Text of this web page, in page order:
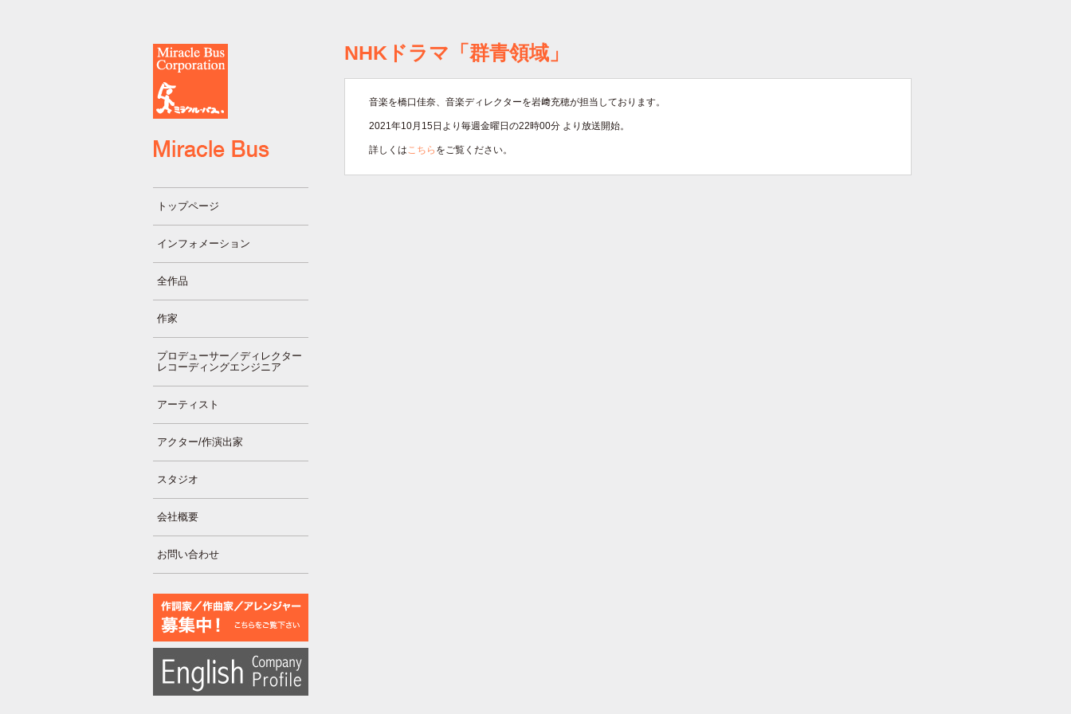
トップページ
インフォメーション
全作品
作家
プロデューサー／ディレクター
レコーディングエンジニア
アーティスト
アクター/作演出家
スタジオ
会社概要
お問い合わせ
NHKドラマ「群青領域」
音楽を橋口佳奈、音楽ディレクターを岩﨑充穂が担当しております。
2021年10月15日より毎週金曜日の22時00分 より放送開始。
詳しくはこちら をご覧ください。